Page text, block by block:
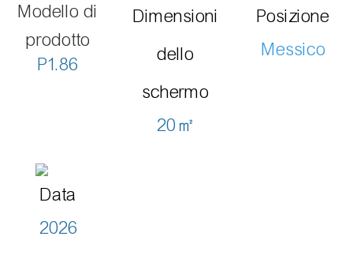
Modello di
prodotto
P1.86
Dimensioni
dello
schermo
20㎡
Posizione
Messico
Data
2026